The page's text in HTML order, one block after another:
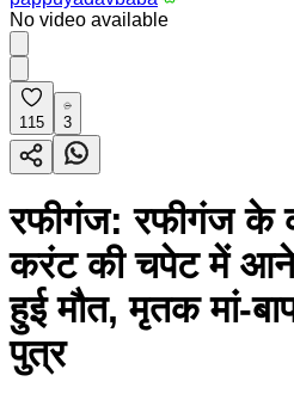
No video available
115 3
रफीगंज: रफीगंज के
करंट की चपेट में
हुई मौत, मृतक मां-
पुत्र